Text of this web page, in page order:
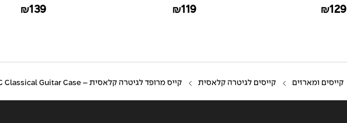
GRA-20
₪129
G-10
₪119
AGLRA-10
₪139
קייסים ומארזים קייסים לגיטרה קלאסית קייס מרופד לגיטרה קלאסית – Gator GB-4G-CLASSIC Classical Guitar Case